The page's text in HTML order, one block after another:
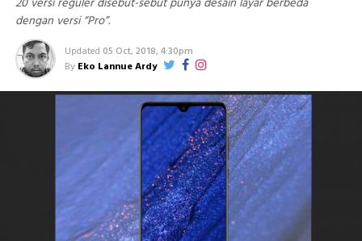
dengan versi “Pro”.
Updated 05 Oct, 2018, 4:30pm
By Eko Lannue Ardy